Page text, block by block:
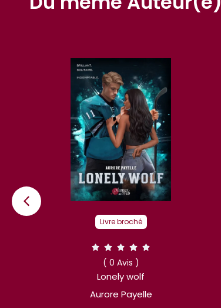
Livre broché
( 0 Avis )
Lonely wolf
Aurore Payelle